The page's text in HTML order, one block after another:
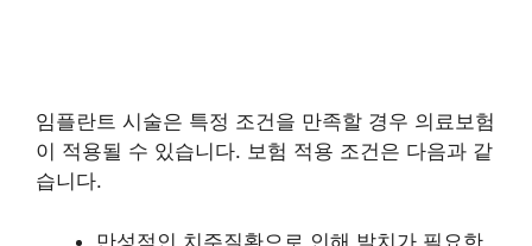
임플란트 시술은 특정 조건을 만족할 경우 의료보험
이 적용될 수 있습니다. 보험 적용 조건은 다음과 같
습니다.
만성적인 치주질환으로 인해 발치가 필요한